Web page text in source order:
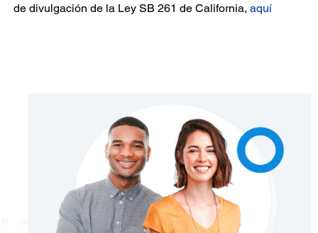
de divulgación de la Ley SB 261 de California, aquí